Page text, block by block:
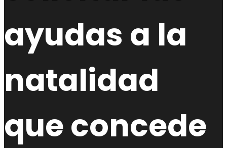
ayudas a la
natalidad
que concede